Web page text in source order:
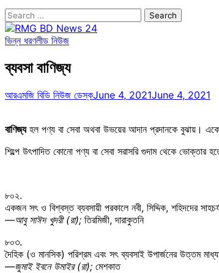
Search
for:
ভিন্ন ধরণলীড নিউজ
ব্যবসা বাণিজ্য
আরএমজি বিডি নিউজ ডেস্কJune 4, 2021June 4, 2021
বাণিজ্যহল পণ্য বা সেবা অথবা উভয়ের আদান প্রদানকে বুঝায়।
শিল্পে উৎপাদিত কোনো পণ্য বা সেবা সরাসরি গুদাম থেকে
৮০২.
একজন সৎ ও বিশ্বস্ত ব্যবসায়ী পরকালে নবী, সিদ্দিক, শহিদদের
—আবু সাঈদ খুদরী (রা); তিরমিজী, দারাকুতনি
৮০৩.
দৈহিক (ও মানসিক) পরিশ্রম এবং সৎ ব্যবসাই উপার্জনের উত্তম
—জুমাই ইবনে উমাইর (রা); মেশকাত